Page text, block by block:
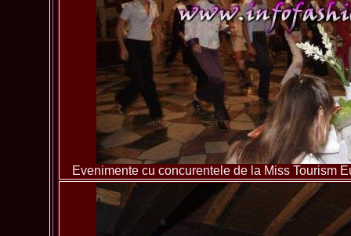
Evenimente cu concurentele de la Miss Tourism